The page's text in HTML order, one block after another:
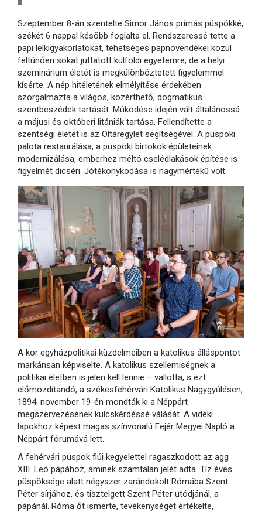
Szeptember 8-án szentelte Simor János prímás püspökké,
székét 6 nappal később foglalta el. Rendszeressé tette a
papi lelkigyakorlatokat, tehetséges papnövendékei közül
feltûnően sokat juttatott külföldi egyetemre, de a helyi
szeminárium életét is megkülönböztetett figyelemmel
kísérte. A nép hitéletének elmélyítése érdekében
szorgalmazta a világos, közérthető, dogmatikus
szentbeszédek tartását. Mûködése idején vált általánossá
a májusi és októberi litániák tartása. Fellendítette a
szentségi életet is az Oltáregylet segítségével. A püspöki
palota restaurálása, a püspöki birtokok épületeinek
modernizálása, emberhez méltó cselédlakások építése is
figyelmét dicséri. Jótékonykodása is nagymértékû volt.
A kor egyházpolitikai küzdelmeiben a katolikus álláspontot
markánsan képviselte. A katolikus szellemiségnek a
politikai életben is jelen kell lennie – vallotta, s ezt
előmozdítandó, a székesfehérvári Katolikus Nagygyûlésen,
1894. november 19-én mondták ki a Néppárt
megszervezésének kulcskérdéssé válását. A vidéki
lapokhoz képest magas színvonalú Fejér Megyei Napló a
Néppárt fórumává lett.
A fehérvári püspök fiúi kegyelettel ragaszkodott az agg
XIII. Leó pápához, aminek számtalan jelét adta. Tíz éves
püspöksége alatt négyszer zarándokolt Rómába Szent
Péter sírjához, és tisztelgett Szent Péter utódjánál, a
pápánál. Róma őt ismerte, tevékenységét értékelte,